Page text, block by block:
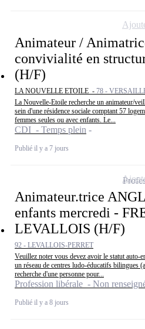
Animateur /
convivialité en
(H/F)
LA NOUVELLE ETOILE - 78 -
La Nouvelle-Etoile recherche un animateur/
sein d'une résidence sociale comptant 57
femmes seules ou avec enfants. Le...
CDI - Temps plein
Publié il y a 7 jours
Animateur.trice
enfants mercredi -
LEVALLOIS (H/F)
92 - LEVALLOIS-PERRET
Veuillez noter vous devez avoir le statut auto-
un réseau de centres ludo-éducatifs bilingues
recherche d'une personne pour...
Profession libérale - Non
Publié il y a 8 jours